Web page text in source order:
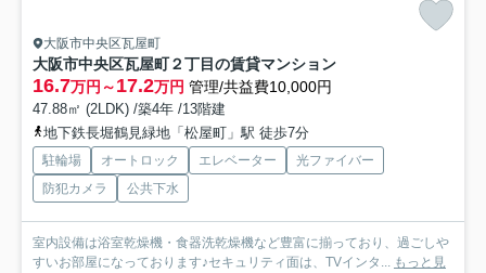
大阪市中央区瓦屋町
大阪市中央区瓦屋町２丁目の賃貸マンション
16.7万円～17.2万円 管理/共益費10,000円
47.88㎡ (2LDK) /築4年 /13階建
地下鉄長堀鶴見緑地「松屋町」駅 徒歩7分
駐輪場 オートロック エレベーター
光ファイバー
防犯カメラ
公共下水
室内設備は浴室乾燥機・食器洗乾燥機など豊富に揃っており、過ごしや
すいお部屋になっております♪セキュリティ面は、TVインタ... もっと見